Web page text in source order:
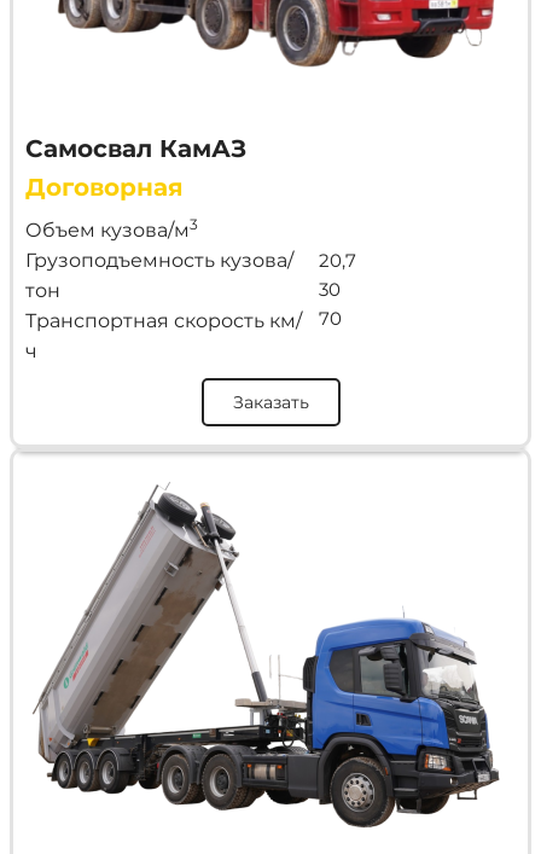
Самосвал КамАЗ
Договорная
Объем кузова/м3
Грузоподъемность кузова/
тон
Транспортная скорость км/
ч
20,7
30
70
Заказать